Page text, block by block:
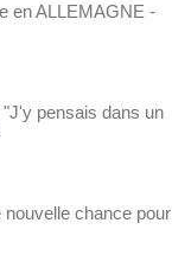
en ALLEMAGNE -
pensais dans un
chance pour